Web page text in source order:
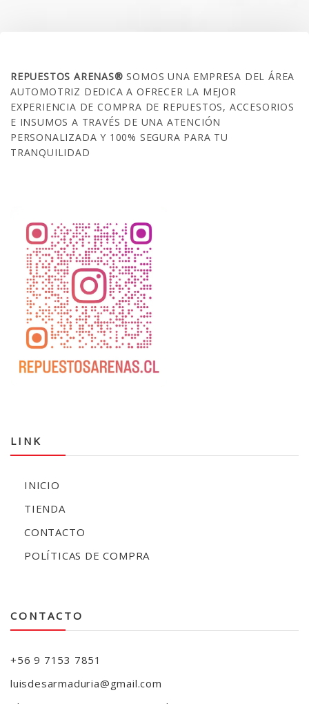
REPUESTOS ARENAS®SOMOS UNA EMPRESA DEL ÁREA
AUTOMOTRIZ DEDICA A OFRECER LA MEJOR
EXPERIENCIA DE COMPRA DE REPUESTOS, ACCESORIOS
E INSUMOS A TRAVÉS DE UNA ATENCIÓN
PERSONALIZADA Y 100% SEGURA PARA TU
TRANQUILIDAD
LINK
INICIO
TIENDA
CONTACTO
POLÍTICAS DE COMPRA
CONTACTO
+56 9 7153 7851
luisdesarmaduria@gmail.com